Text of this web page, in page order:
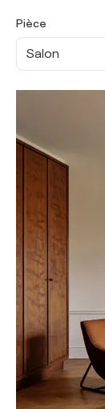
Pièce
Salon